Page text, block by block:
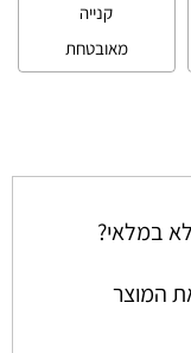
קנייה
מאובטחת
במלאי?
המוצר